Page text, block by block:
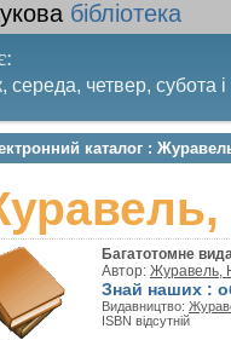
бібліотека
середа, четвер, субота
Останній четвер
каталог :
Багатотомне
Автор: Журавель,
Знай наших :
Видавництво:
ISBN відсутній